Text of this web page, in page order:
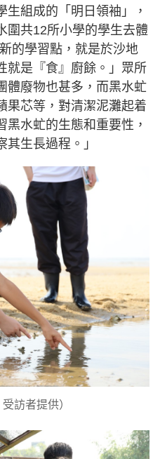
生組成的「明日領袖」，
圍共12所小學的學生去體
的學習點，就是於沙地
就是『食』廚餘。」眾所
體廢物也甚多，而黑水虻
果芯等，對清潔泥灘起着
水虻的生態和重要性，
生長過程。」
訪者提供）